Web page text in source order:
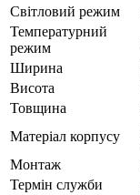
Світловий режим
Температурний
режим
Ширина
Висота
Товщина
Матеріал корпусу
Монтаж
Термін служби